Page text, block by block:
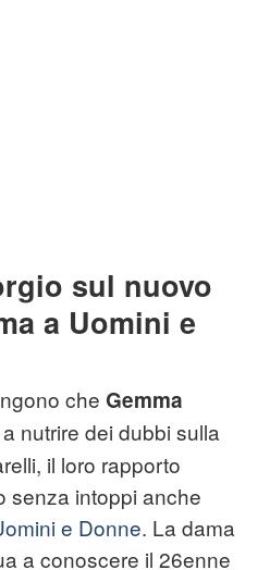
sul nuovo
a Uomini e
che Gemma
nutrire dei dubbi sulla
il loro rapporto
senza intoppi anche
e Donne. La dama
a conoscere il 26enne